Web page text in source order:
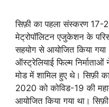
सिफ़ी का पहला संस्करण 17-
मेट्रोपॉलिटन एजुकेशन के
सहयोग से आयोजित किया
ऑस्ट्रेलियाई फिल्म
मोड में शामिल हुए थे। सिफ़ी
2020 को कोविड-19 की
आयोजित किया गया था।